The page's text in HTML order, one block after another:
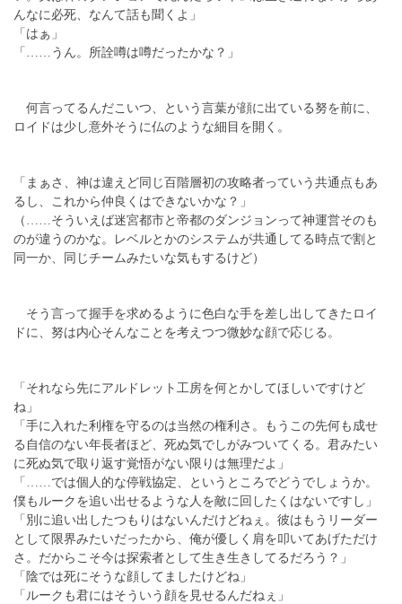
んなに必死、なんて話も聞くよ」
「はぁ」
「……うん。所詮噂は噂だったかな？」
何言ってるんだこいつ、という言葉が顔に出ている努を前に、
ロイドは少し意外そうに仏のような細目を開く。
「まぁさ、神は違えど同じ百階層初の攻略者っていう共通点もあ
るし、これから仲良くはできないかな？」
（……そういえば迷宮都市と帝都のダンジョンって神運営そのも
のが違うのかな。レベルとかのシステムが共通してる時点で割と
同一か、同じチームみたいな気もするけど）
そう言って握手を求めるように色白な手を差し出してきたロイ
ドに、努は内心そんなことを考えつつ微妙な顔で応じる。
「それなら先にアルドレット工房を何とかしてほしいですけど
ね」
「手に入れた利権を守るのは当然の権利さ。もうこの先何も成せ
る自信のない年長者ほど、死ぬ気でしがみついてくる。君みたい
に死ぬ気で取り返す覚悟がない限りは無理だよ」
「……では個人的な停戦協定、というところでどうでしょうか。
僕もルークを追い出せるような人を敵に回したくはないですし」
「別に追い出したつもりはないんだけどねぇ。彼はもうリーダー
として限界みたいだったから、俺が優しく肩を叩いてあげただけ
さ。だからこそ今は探索者として生き生きしてるだろう？」
「陰では死にそうな顔してましたけどね」
「ルークも君にはそういう顔を見せるんだねぇ」